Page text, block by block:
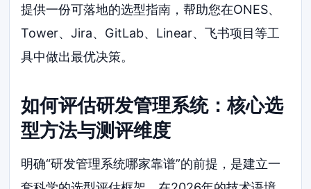
提供一份可落地的选型指南，帮助您在ONES、
Tower、Jira、GitLab、Linear、飞书项目等工
具中做出最优决策。
如何评估研发管理系统：核心选
型方法与测评维度
明确“研发管理系统哪家靠谱”的前提，是建立一